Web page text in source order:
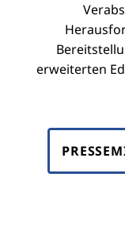
erweiterten